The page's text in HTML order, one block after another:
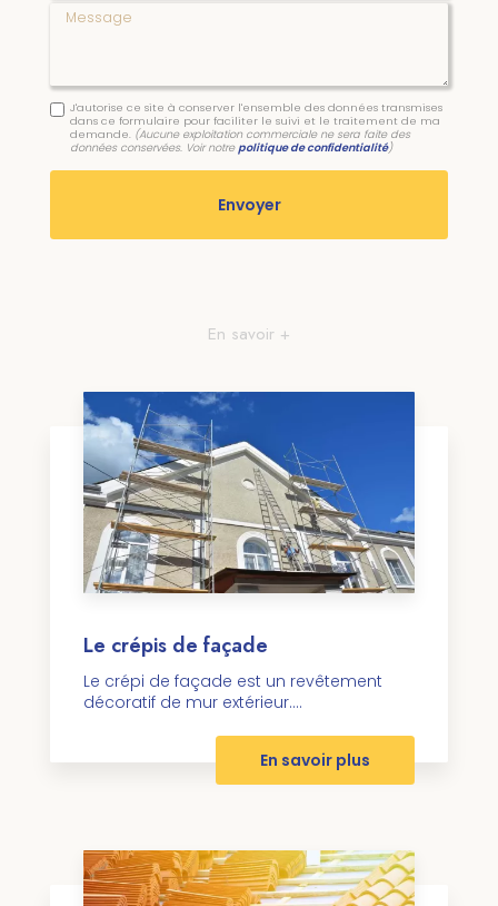
Message
J'autorise ce site à conserver l'ensemble des données transmises
dans ce formulaire pour faciliter le suivi et le traitement de ma
demande. (Aucune exploitation commerciale ne sera faite des
données conservées. Voir notrepolitique de confidentialité)
En savoir +
Le crépis de façade
Le crépi de façade est un revêtement
décoratif de mur extérieur....
En savoir plus